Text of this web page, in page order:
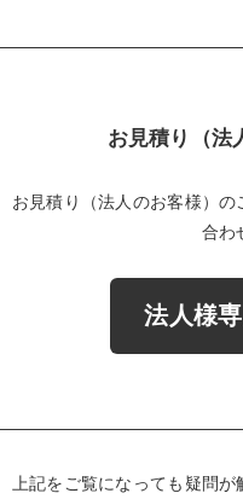
お見積り（法
お見積り（法人のお客様）
合わ
法人様
上記をご覧になっても疑問